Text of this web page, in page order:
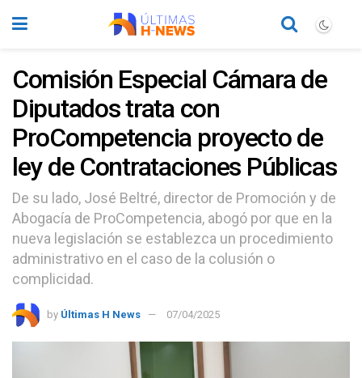
Comisión Especial Cámara de
Diputados trata con
ProCompetencia proyecto de
ley de Contrataciones Públicas
De su lado, José Beltré, director de Promoción y de
Abogacía de ProCompetencia, abogó por que en la
nueva legislación se establezca un procedimiento
administrativo en el caso de la colusión o
complicidad.
by Últimas H News 07/04/2025